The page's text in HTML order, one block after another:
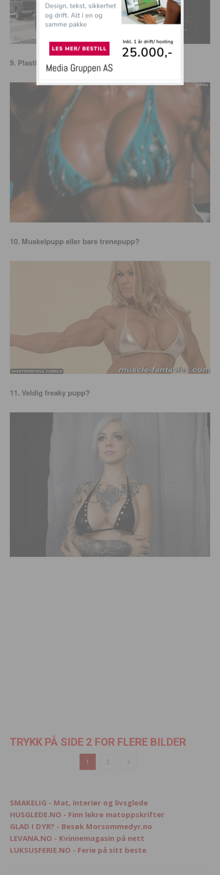
9. Plastikk- eller betong-pupp?
10. Muskelpupp eller bare trenepupp?
11. Veldig freaky pupp?
TRYKK PÅ SIDE 2 FOR FLERE BILDER
1 2
SMAKELIG - Mat, interiør og livsglede
HUSGLEDE.NO - Finn lekre matoppskrifter
GLAD I DYR? - Besøk Morsommedyr.no
LEVANA.NO - Kvinnemagasin på nett
LUKSUSFERIE.NO - Ferie på sitt beste